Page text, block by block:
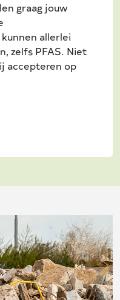
graag jouw
allerlei
zelfs PFAS. Niet
accepteren op